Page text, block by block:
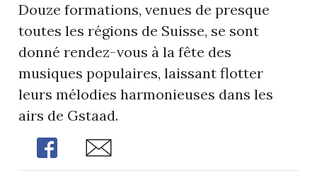
Douze formations, venues de presque
toutes les régions de Suisse, se sont
donné rendez-vous à la fête des
musiques populaires, laissant flotter
leurs mélodies harmonieuses dans les
airs de Gstaad.
Share
Share